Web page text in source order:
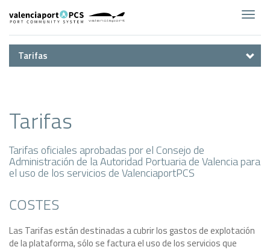
Tarifas
Tarifas
Tarifas oficiales aprobadas por el Consejo de
Administración de la Autoridad Portuaria de Valencia para
el uso de los servicios de ValenciaportPCS
COSTES
Las Tarifas están destinadas a cubrir los gastos de explotación
de la plataforma, sólo se factura el uso de los servicios que